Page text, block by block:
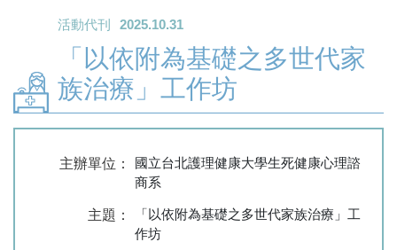
活動代刊 2025.10.31
「以依附為基礎之多世代家
族治療」工作坊
主辦單位：
國立台北護理健康大學生死健康心理諮
商系
主題：
「以依附為基礎之多世代家族治療」工
作坊